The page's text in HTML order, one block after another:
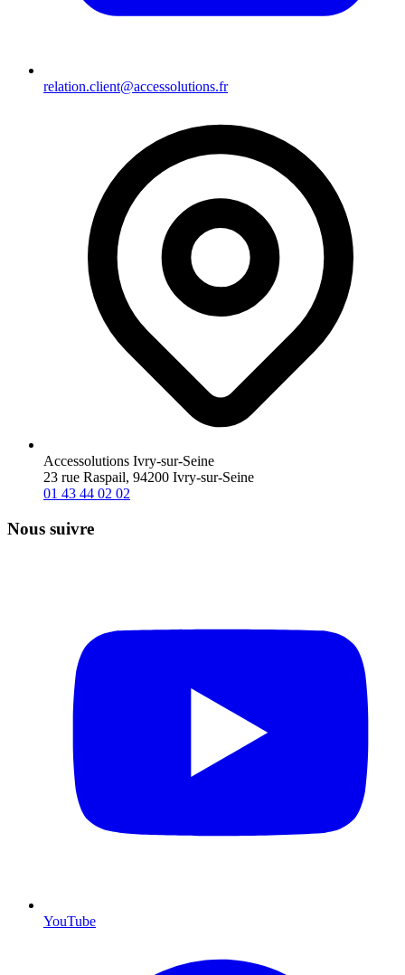
relation.client@accessolutions.fr
Accessolutions Ivry-sur-Seine
23 rue Raspail, 94200 Ivry-sur-Seine
01 43 44 02 02
Nous suivre
YouTube